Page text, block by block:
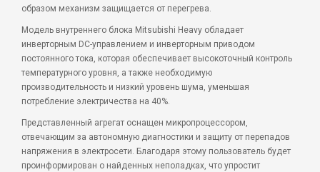
образом механизм защищается от перегрева.
Модель внутреннего блока Mitsubishi Heavy обладает
инверторным DC-управлением и инверторным приводом
постоянного тока, которая обеспечивает высокоточный контроль
температурного уровня, а также необходимую
производительность и низкий уровень шума, уменьшая
потребление электричества на 40%.
Представленный агрегат оснащен микропроцессором,
отвечающим за автономную диагностики и защиту от перепадов
напряжения в электросети. Благодаря этому пользователь будет
проинформирован о найденных неполадках, что упростит